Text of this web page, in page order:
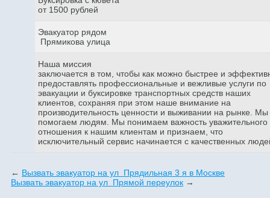
от 1500 рублей
Эвакуатор рядом
Прямикова улица
Наша миссия
заключается в том, чтобы как можно быстрее и
предоставлять профессиональные и вежливые услуги по
эвакуации и буксировке транспортных средств наших
клиентов, сохраняя при этом наше внимание на
производительность ценности и выживании на рынке. Мы
помогаем людям. Мы понимаем важность уважительного
отношения к нашим клиентам и признаем, что
исключительный сервис начинается с качественных
← Вызвать эвакуатор на ул Прядильная 3 я в Москве
Вызвать эвакуатор на ул Прямой переулок →